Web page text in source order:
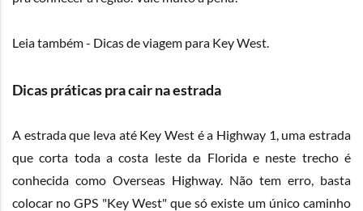
Leia também - Dicas de viagem para Key West.
Dicas práticas pra cair na estrada
A estrada que leva até Key West é a Highway 1, uma estrada
que corta toda a costa leste da Florida e neste trecho é
conhecida como Overseas Highway. Não tem erro, basta
colocar no GPS "Key West" que só existe um único caminho